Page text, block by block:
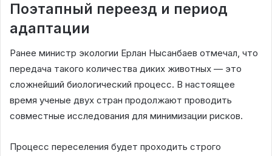
Поэтапный переезд и период
адаптации
Ранее министр экологии Ерлан Нысанбаев отмечал, что
передача такого количества диких животных — это
сложнейший биологический процесс. В настоящее
время ученые двух стран продолжают проводить
совместные исследования для минимизации рисков.
Процесс переселения будет проходить строго